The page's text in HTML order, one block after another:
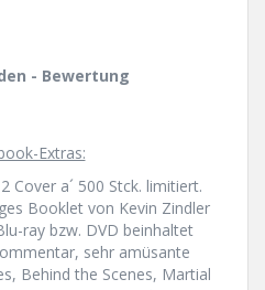
Extras:
Cover a´ 500 Stck. limitiert.
Booklet von Kevin Zindler
ray bzw. DVD beinhaltet
sehr amüsante
Behind the Scenes, Martial